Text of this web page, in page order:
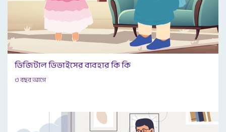
ডিজিটাল ডিভাইসের ব্যবহার কি কি
৩ বছর আগে